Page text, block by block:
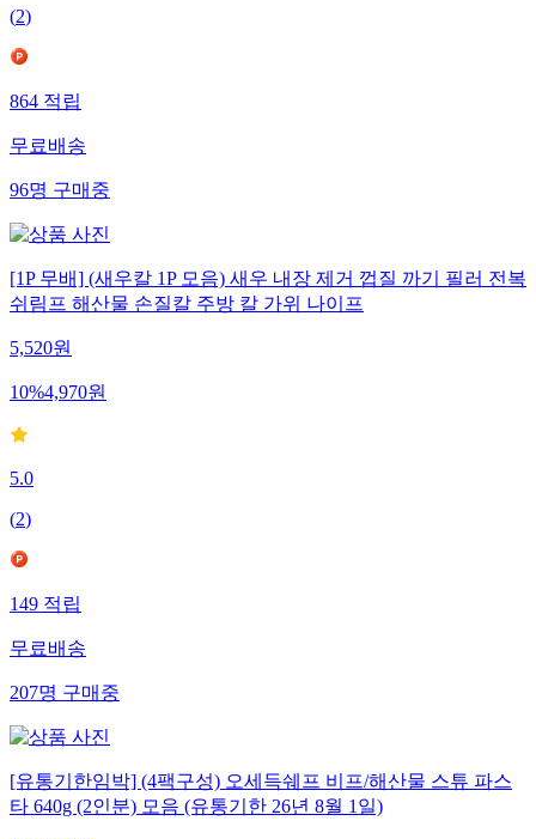
(2)
864 적립
무료배송
96명 구매중
[1P 무배] (새우칼 1P 모음) 새우 내장 제거 껍질 까기 필러 전복
쉬림프 해산물 손질칼 주방 칼 가위 나이프
5,520원
10%4,970원
5.0
(2)
149 적립
무료배송
207명 구매중
[유통기한임박] (4팩구성) 오세득쉐프 비프/해산물 스튜 파스
타 640g (2인분) 모음 (유통기한 26년 8월 1일)